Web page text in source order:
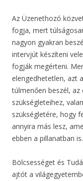
Az Üzenethozó
fogja, mert
nagyon gyakran
intervjút készíteni
fogják megérteni.
elengedhetetlen, azt
túlmenően beszél, az
szükségleteihez,
szükségletére, hogy
annyira más lesz,
ebben a pillanatban is.
Bölcsességet és
ajtót a